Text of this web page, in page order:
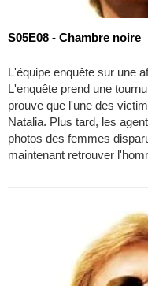
S05E08 - Chambre noire
L'équipe enquête sur une
L'enquête prend une
prouve que l'une des
Natalia. Plus tard, les
photos des femmes
maintenant retrouver